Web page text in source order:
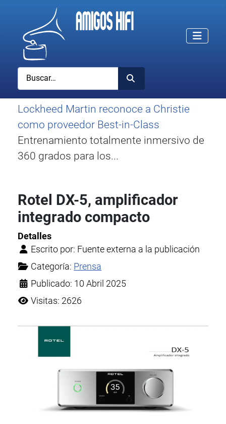
Buscar
Lockheed Martin reconoce a Christie
como proveedor Best-in-Class
Entrenamiento totalmente inmersivo de
360 grados para los...
Rotel DX-5, amplificador
integrado compacto
Detalles
Escrito por: Fuente externa a la publicación
Categoría: Prensa
Publicado: 10 Abril 2025
Visitas: 2626